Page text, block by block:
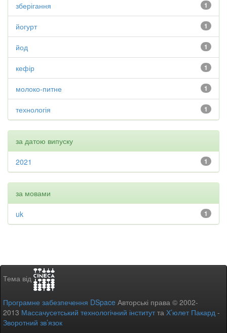
1
зберігання
1
йогурт
1
йод
1
кефір
1
молоко-питне
1
технологія
за датою випуску
1
2021
за мовами
1
uk
Тема від
Програмне забезпечення DSpace Авторські права © 2002-
2013 Массачусетський технологічний інститутта Х’юлет Пакард -
Зворотний зв’язок